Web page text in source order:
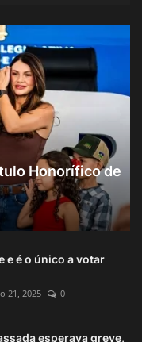
Honorífico de
e é o único a votar
21, 2025 0
esperava greve,